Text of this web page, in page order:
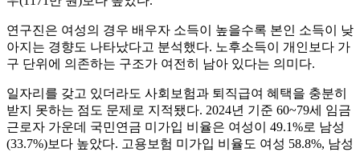
연구진은 여성의 경우 배우자 소득이 높을수록 본인 소득이 낮
아지는 경향도 나타났다고 분석했다. 노후소득이 개인보다 가
구 단위에 의존하는 구조가 여전히 남아 있다는 의미다.
일자리를 갖고 있더라도 사회보험과 퇴직급여 혜택을 충분히
받지 못하는 점도 문제로 지적됐다. 2024년 기준 60~79세 임금
근로자 가운데 국민연금 미가입 비율은 여성이 49.1%로 남성
(33.7%)보다 높았다. 고용보험 미가입 비율도 여성 58.8%, 남성